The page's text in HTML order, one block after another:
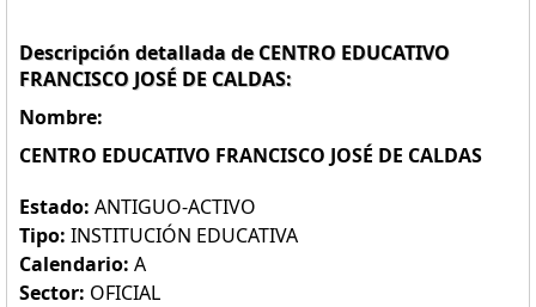
Descripción detallada de CENTRO EDUCATIVO
FRANCISCO JOSÉ DE CALDAS:
Nombre:
CENTRO EDUCATIVO FRANCISCO JOSÉ DE CALDAS
Estado: ANTIGUO-ACTIVO
Tipo: INSTITUCIÓN EDUCATIVA
Calendario: A
Sector: OFICIAL